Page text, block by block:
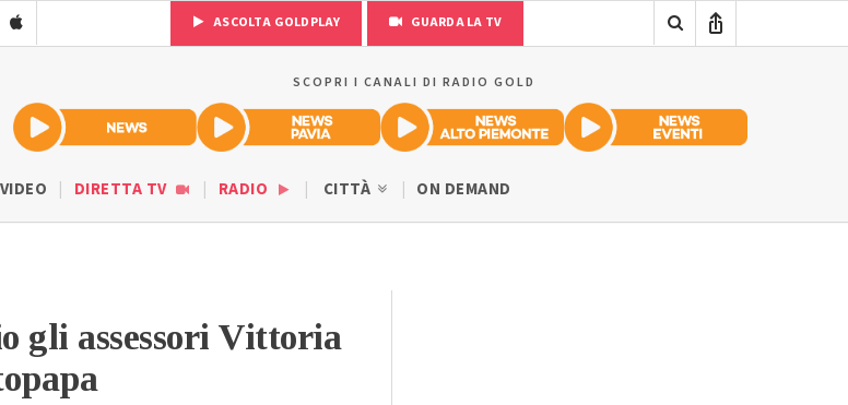
ASCOLTA GOLDPLAY GUARDA LA TV
SCOPRI I CANALI DI RADIO GOLD
VIDEO DIRETTA TV RADIO CITTÀ ON DEMAND
gli assessori Vittoria